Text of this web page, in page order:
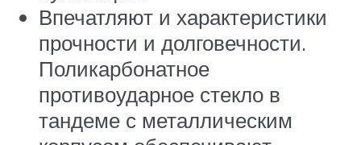
Впечатляют и характеристики
прочности и долговечности.
Поликарбонатное
противоударное стекло в
тандеме с металлическим